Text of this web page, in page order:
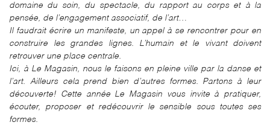
domaine du soin, du spectacle, du rapport au corps et à la
pensée, de l’engagement associatif, de l’art…
Il faudrait écrire un manifeste, un appel à se rencontrer pour en
construire les grandes lignes. L’humain et le vivant doivent
retrouver une place centrale.
Ici, à Le Magasin, nous le faisons en pleine ville par la danse et
l’art. Ailleurs cela prend bien d’autres formes. Partons à leur
découverte! Cette année Le Magasin vous invite à pratiquer,
écouter, proposer et redécouvrir le sensible sous toutes ses
formes.